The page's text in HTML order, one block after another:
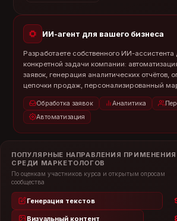
ИИ-агент для вашего бизнеса
Разработаете собственного ИИ-
конкретной задачи компании:
заявок, генерация аналитических отчётов,
цепочки продаж, персонализированный
Обработка заявок Аналитика
Автоматизация
ПОПУЛЯРНЫЕ НАПРАВЛЕНИЯ
СРЕДИ МАРКЕТОЛОГОВ
По оценкам участников курса и открытым опросам
сообщества
Генерация текстов
Визуальный контент